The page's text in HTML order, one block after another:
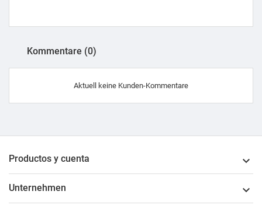
Kommentare (0)
Aktuell keine Kunden-Kommentare
Productos y cuenta 
Unternehmen 